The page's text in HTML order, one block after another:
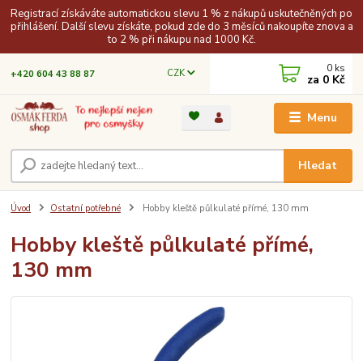
Registrací získáváte automatickou slevu 1 % z nákupů uskutečněných po
přihlášení. Další slevu získáte, pokud zde do 3 měsíců nakoupíte znova a
to 2 % při nákupu nad 1000 Kč.
Menu
CZK
Hledat
+420 604 43 88 87 0 ks
za 0 Kč
Úvod Ostatní potřebné Hobby kleště půlkulaté přímé, 130 mm
Hobby kleště půlkulaté přímé,
130 mm